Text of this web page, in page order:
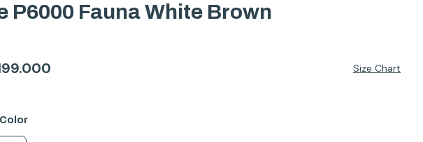
P6000 Fauna White Brown
Size Chart
Color